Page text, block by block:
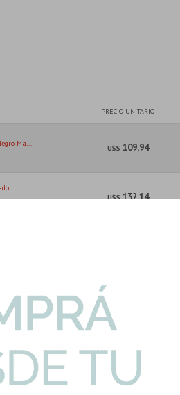
PRECIO UNITARIO
Ma...
U$S 109,94
U$S 132,14
Complementa tu producto